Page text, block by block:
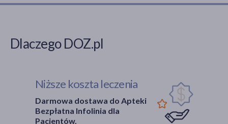
Dlaczego DOZ.pl
Niższe koszta leczenia
Darmowa dostawa do Apteki
Bezpłatna Infolinia dla
Pacjentów.